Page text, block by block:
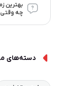
بهترین
چه
دسته‌های